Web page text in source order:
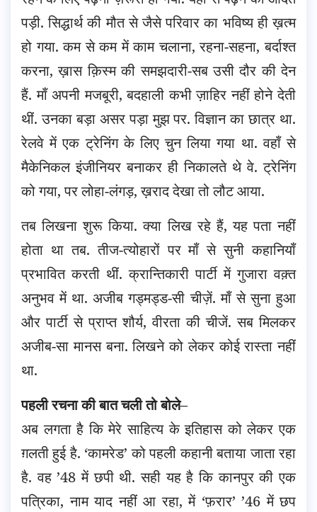
पड़ी. सिद्धार्थ की मौत से जैसे परिवार का भविष्य ही ख़त्म
हो गया. कम से कम में काम चलाना, रहना-सहना, बर्दाश्त
करना, ख़ास क़िस्म की समझदारी-सब उसी दौर की देन
हैं. माँ अपनी मजबूरी, बदहाली कभी ज़ाहिर नहीं होने देती
थीं. उनका बड़ा असर पड़ा मुझ पर. विज्ञान का छात्र था.
रेलवे में एक ट्रेनिंग के लिए चुन लिया गया था. वहाँ से
मैकेनिकल इंजीनियर बनाकर ही निकालते थे वे. ट्रेनिंग
को गया, पर लोहा-लंगड़, ख़राद देखा तो लौट आया.
तब लिखना शुरू किया. क्या लिख रहे हैं, यह पता नहीं
होता था तब. तीज-त्योहारों पर माँ से सुनी कहानियाँ
प्रभावित करती थीं. क्रान्तिकारी पार्टी में गुजारा वक़्त
अनुभव में था. अजीब गड्मड्ड-सी चीज़ें. माँ से सुना हुआ
और पार्टी से प्राप्त शौर्य, वीरता की चीजें. सब मिलकर
अजीब-सा मानस बना. लिखने को लेकर कोई रास्ता नहीं
था.
पहली रचना की बात चली तो बोले–
अब लगता है कि मेरे साहित्य के इतिहास को लेकर एक
ग़लती हुई है. ‘कामरेड’ को पहली कहानी बताया जाता रहा
है. वह ’48 में छपी थी. सही यह है कि कानपुर की एक
पत्रिका, नाम याद नहीं आ रहा, में ‘फ़रार’ ’46 में छप